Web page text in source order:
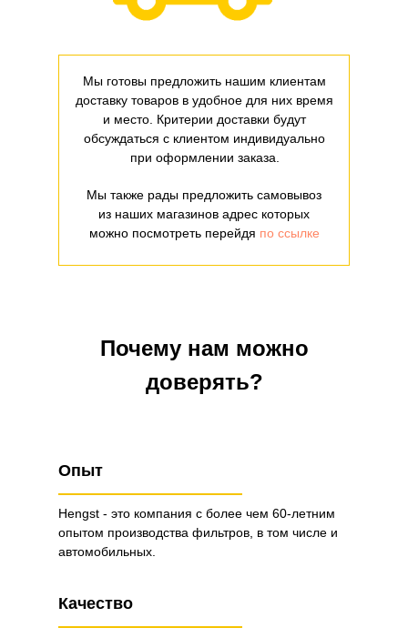
Мы готовы предложить нашим клиентам
доставку товаров в удобное для них время
и место. Критерии доставки будут
обсуждаться с клиентом индивидуально
при оформлении заказа.
Мы также рады предложить самовывоз
из наших магазинов адрес которых
можно посмотреть перейдя по ссылке
Почему нам можно
доверять?
Опыт
Hengst - это компания с более чем 60-летним
опытом производства фильтров, в том числе и
автомобильных.
Качество